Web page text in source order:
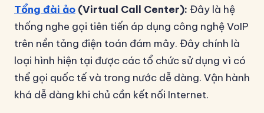
Tổng đài ảo (Virtual Call Center): Đây là hệ
thống nghe gọi tiên tiến áp dụng công nghệ VoIP
trên nền tảng điện toán đám mây. Đây chính là
loại hình hiện tại được các tổ chức sử dụng vì có
thể gọi quốc tế và trong nước dễ dàng. Vận hành
khá dễ dàng khi chủ cần kết nối Internet.